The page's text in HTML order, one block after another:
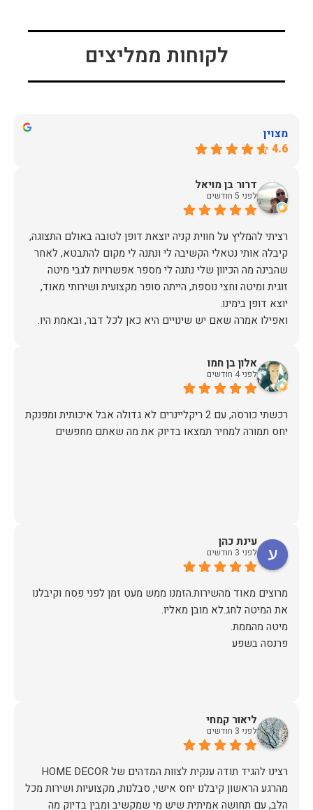
לקוחות ממליצים
מצוין
4.6
דרור בן מויאל
לפני 5 חודשים
רציתי להמליץ על חווית קניה יוצאת דופן לטובה באולם התצוגה,
קיבלה אותי נטאלי הקשיבה לי ונתנה לי מקום להתבטא, לאחר
שהבינה מה הכיוון שלי נתנה לי מספר אפשרויות לגבי מיטה
זוגית ומיטה וחצי נוספת, הייתה סופר מקצועית ושירותי מאוד,
תודה. אלון בן חמו
לפני 4 חודשים
יחס תמורה למחיר תמצאו בדיוק את מה שאתם מחפשים
עינת כהן
לפני 3 חודשים
מרוצים מאוד מהשירות.הזמנו ממש מעט זמן לפני פסח וקיבלנו
פרנסה בשפע
ליאור קמחי
לפני 3 חודשים
מהרגע הראשון קיבלנו יחס אישי, סבלנות, מקצועיות ושירות מכל
הלב, עם תחושה אמיתית שיש מי שמקשיב ומבין בדיוק מה